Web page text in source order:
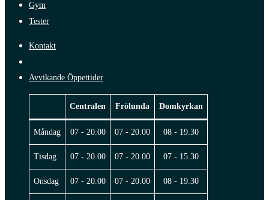
Gym
Tester
Kontakt
Avvikande Öppettider
Centralen Frölunda Domkyrkan
Måndag 07 - 20.00 07 - 20.00 08 - 19.30
Tisdag 07 - 20.00 07 - 20.00 07 - 15.30
Onsdag 07 - 20.00 07 - 20.00 08 - 19.30